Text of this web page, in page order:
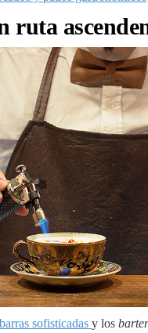
ruta
barras sofisticadas y los